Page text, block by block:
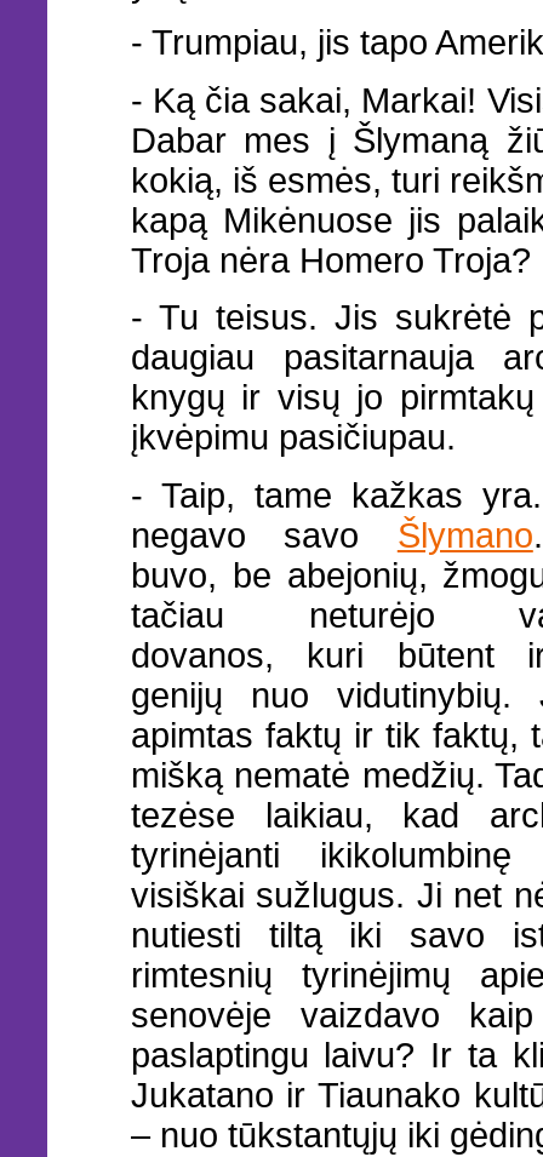
- Trumpiau, jis tapo
- Ką čia sakai, Markai!
Dabar mes į Šlymaną
kokią, iš esmės, turi
kapą Mikėnuose jis
Troja nėra Homero Troja?
- Tu teisus. Jis sukrėtė
daugiau pasitarnauja
knygų ir visų jo
įkvėpimu pasičiupau.
- Taip, tame kažkas
negavo savo Šlymano
buvo, be abejonių,
tačiau neturėjo
dovanos, kuri būtent
genijų nuo vidutinybių.
apimtas faktų ir tik faktų,
mišką nematė medžių.
tezėse laikiau, kad
tyrinėjanti ikikolumbinę
visiškai sužlugus. Ji net
nutiesti tiltą iki savo
rimtesnių tyrinėjimų
senovėje vaizdavo
paslaptingu laivu? Ir ta
Jukatano ir Tiaunako
– nuo tūkstantųjų iki